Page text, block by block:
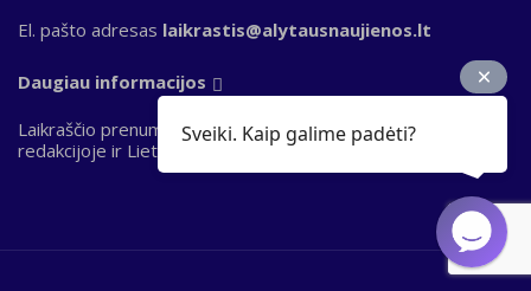
El. pašto adresas laikrastis@alytausnaujienos.lt
Daugiau informacijos
Laikraščio prenumerata priimama „Perlo“ terminaluose,
redakcijoje ir Lietuvos pašto skyriuose
Sveiki. Kaip galime padėti?